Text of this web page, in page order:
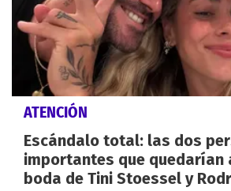
ATENCIÓN
Escándalo total: las dos
importantes que quedarían
boda de Tini Stoessel y